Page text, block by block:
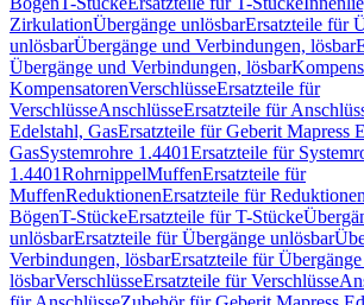
ZirkulationÜbergänge unlösbarErsatzteile für
unlösbarÜbergänge und Verbindungen, lösbar
Übergänge und Verbindungen, lösbar
KompensatorenVerschlüsseErsatzteile für
VerschlüsseAnschlüsseErsatzteile für
Edelstahl, GasErsatzteile für Geberit Mapress
GasSystemrohre 1.4401Ersatzteile für
1.4401RohrnippelMuffenErsatzteile für
MuffenReduktionenErsatzteile für Reduktionen
BögenT-StückeErsatzteile für T-Stücke
unlösbarErsatzteile für Übergänge unlösbar
Verbindungen, lösbarErsatzteile für
lösbarVerschlüsseErsatzteile für Verschlüsse